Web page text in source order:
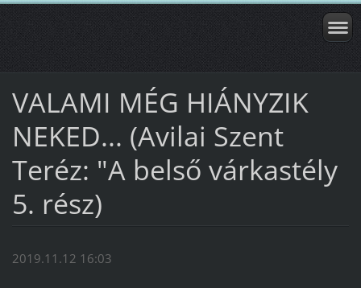
VALAMI MÉG HIÁNYZIK
NEKED... (Avilai Szent
Teréz: "A belső várkastély
5. rész)
2019.11.12 16:03